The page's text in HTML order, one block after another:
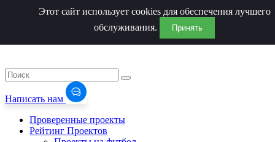
Написать нам
Проверенные проекты
Рейтинг Проектов
Этот сайт использует cookies для обеспечения лучшего
обслуживания.
Принять